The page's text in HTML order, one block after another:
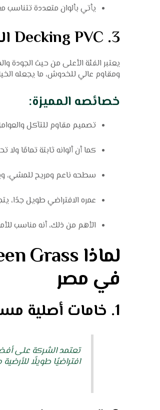
يأتي بألوان متعددة
3. Decking PVC الفاخر
يعتبر الفئة الأعلى من حيث الجودة
ومقاوم عالي للخدوش، ما يجعله
خصائصه المميزة:
تصميم مقاوم للتآكل
كما أن ألوانه ثابتة تمامًا
سطحه ناعم ومريح للمشي،
عمره الافتراضي طويل جدًا، يتجاوز 15 سنة في أغلب
الأهم من ذلك، أنه مناسب
في مصر
1. خامات أصلية مستوردة:
تعتمد الشركة على
افتراضيًا طويلًا